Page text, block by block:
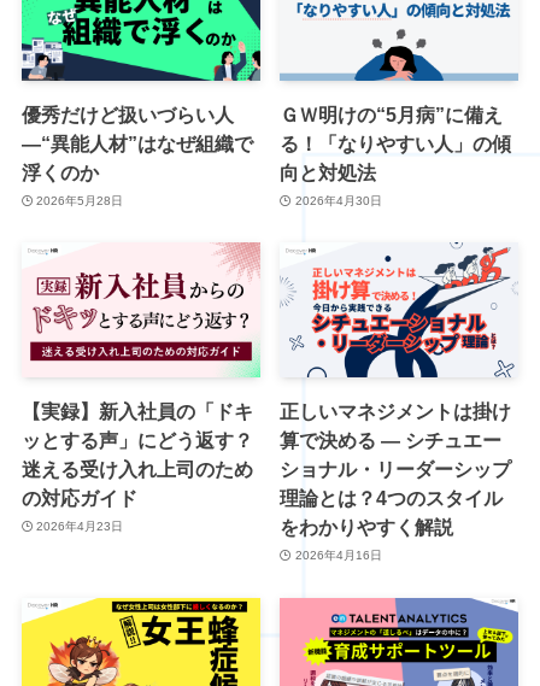
優秀だけど扱いづらい人
―“異能人材”はなぜ組織で
浮くのか
2026年5月28日
ＧＷ明けの“5月病”に備え
る！「なりやすい人」の傾
向と対処法
2026年4月30日
【実録】新入社員の「ドキ
ッとする声」にどう返す？
迷える受け入れ上司のため
の対応ガイド
2026年4月23日
正しいマネジメントは掛け
算で決める ― シチュエー
ショナル・リーダーシップ
理論とは？4つのスタイル
をわかりやすく解説
2026年4月16日